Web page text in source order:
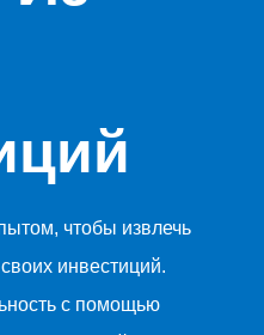
чтобы извлечь
инвестиций.
с помощью